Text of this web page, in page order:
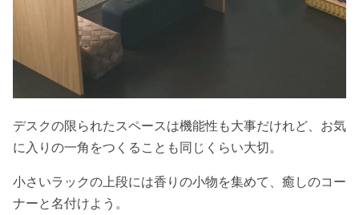
デスクの限られたスペースは機能性も大事だけれど、お気
に入りの一角をつくることも同じくらい大切。
小さいラックの上段には香りの小物を集めて、癒しのコー
ナーと名付けよう。